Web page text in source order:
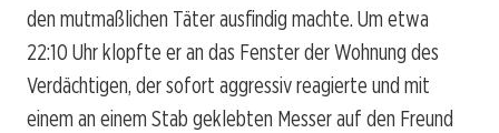
den mutmaßlichen Täter ausfindig machte. Um etwa
22:10 Uhr klopfte er an das Fenster der Wohnung des
Verdächtigen, der sofort aggressiv reagierte und mit
einem an einem Stab geklebten Messer auf den Freund